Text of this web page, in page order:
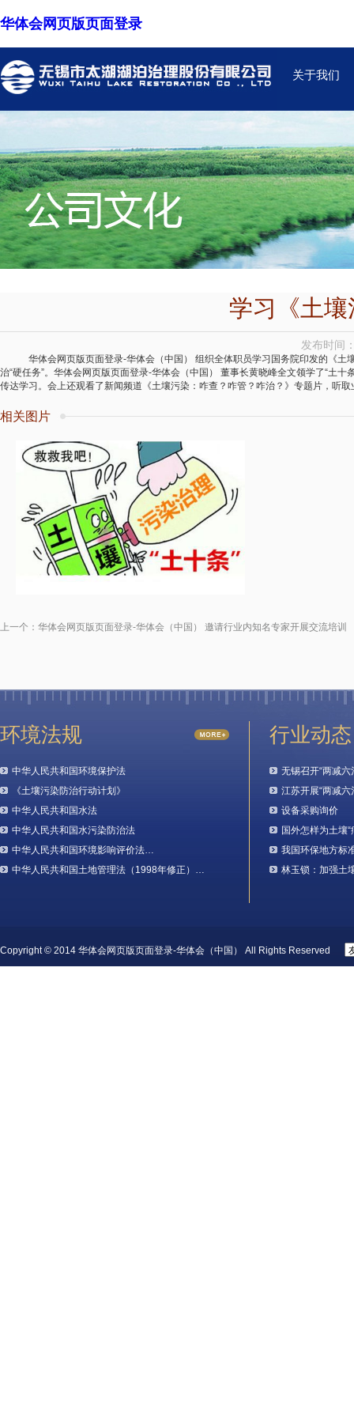
华体会网页版页面登录
关于我们
学习《土
发布时间
华体会网页版页面登录-华体会（中国） 组织全体职员学习国务院印发的《土
治“硬任务”。华体会网页版页面登录-华体会（中国） 董事长黄晓峰全文领学了“土
传达学习。会上还观看了新闻频道《土壤污染：咋查？咋管？咋治？》专题片，听取
相关图片
上一个： 华体会网页版页面登录-华体会（中国） 邀请行业内知名专家开展交流培训
环境法规
中华人民共和国环境保护法
《土壤污染防治行动计划》
中华人民共和国水法
中华人民共和国水污染防治法
中华人民共和国环境影响评价法…
中华人民共和国土地管理法（1998年修正）…
行业动态
无锡召开“两减
江苏开展“两减
设备采购询价
国外怎样为土壤“
我国环保地方标
林玉锁：加强土
Copyright © 2014 华体会网页版页面登录-华体会（中国） All Rights Reserved